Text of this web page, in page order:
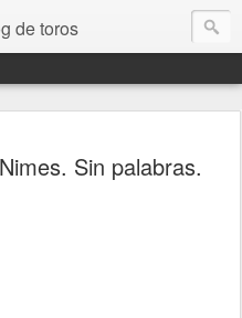
de toros
Sin palabras.